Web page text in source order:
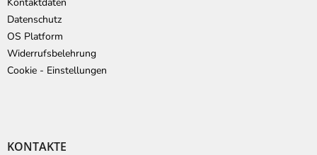
Datenschutz
OS Platform
Widerrufsbelehrung
Cookie - Einstellungen
KONTAKTE